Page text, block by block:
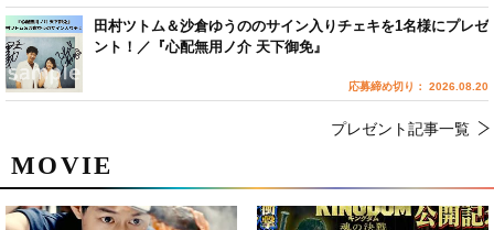
MOVIE
田村ツトム＆沙倉ゆうののサイン入りチェキを1名様にプレゼ
ント！／『心配無用ノ介 天下御免』
応募締め切り： 2026.08.20
プレゼント記事一覧